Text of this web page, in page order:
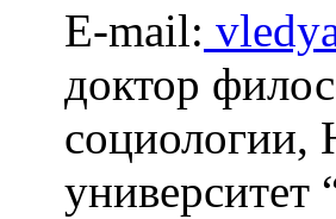
E-mail:
доктор
социологии,